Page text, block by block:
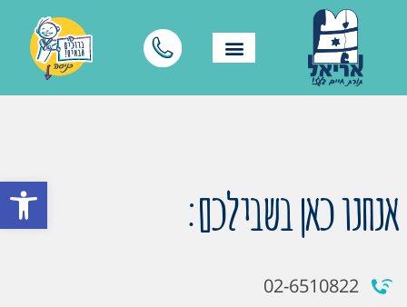
פתח אנחנו כאן בשבילכם:
02-6510822